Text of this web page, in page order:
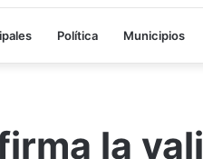
Política Municipios
la